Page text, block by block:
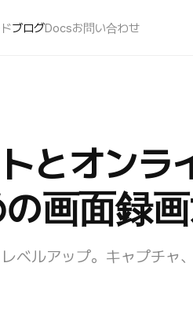
ブログDocsお問い合わせ
とオンラ
画面録
ベルアップ。キャプチャ